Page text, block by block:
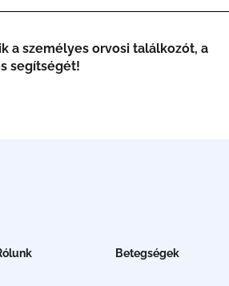
a személyes orvosi találkozót, a
segítségét!
Betegségek